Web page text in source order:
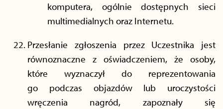
komputera, ogólnie dostępnych sieci
multimedialnych oraz Internetu.
Przesłanie zgłoszenia przez Uczestnika jest
równoznaczne z oświadczeniem, że osoby,
które wyznaczył do reprezentowania
go podczas objazdów lub uroczystości
wręczenia nagród, zapoznały się